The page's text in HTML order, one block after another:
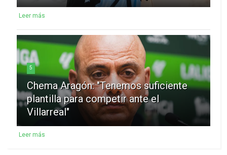
Leer más
5
Chema Aragón: "Tenemos suficiente
plantilla para competir ante el
Villarreal"
Leer más